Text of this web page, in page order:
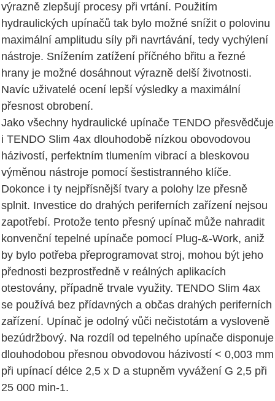
výrazně zlepšují procesy při vrtání. Použitím
hydraulických upínačů tak bylo možné snížit o polovinu
maximální amplitudu síly při navrtávání, tedy vychýlení
nástroje. Snížením zatížení příčného břitu a řezné
hrany je možné dosáhnout výrazně delší životnosti.
Navíc uživatelé ocení lepší výsledky a maximální
přesnost obrobení.
Jako všechny hydraulické upínače TENDO přesvědčuje
i TENDO Slim 4ax dlouhodobě nízkou obovodovou
házivostí, perfektním tlumením vibrací a bleskovou
výměnou nástroje pomocí šestistranného klíče.
Dokonce i ty nejpřísnější tvary a polohy lze přesně
splnit. Investice do drahých periferních zařízení nejsou
zapotřebí. Protože tento přesný upínač může nahradit
konvenční tepelné upínače pomocí Plug-&-Work, aniž
by bylo potřeba přeprogramovat stroj, mohou být jeho
přednosti bezprostředně v reálných aplikacích
otestovány, případně trvale využity. TENDO Slim 4ax
se používá bez přídavných a občas drahých periferních
zařízení. Upínač je odolný vůči nečistotám a vysloveně
bezúdržbový. Na rozdíl od tepelného upínače disponuje
dlouhodobou přesnou obvodovou házivostí < 0,003 mm
při upínací délce 2,5 x D a stupněm vyvážení G 2,5 při
25 000 min-1.